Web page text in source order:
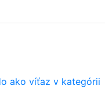
ako víťaz v kategórii